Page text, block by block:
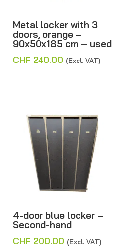
Metal locker with 3
doors, orange –
90x50x185 cm – used
CHF 240.00 (Excl. VAT)
4-door blue locker –
Second-hand
CHF 200.00 (Excl. VAT)